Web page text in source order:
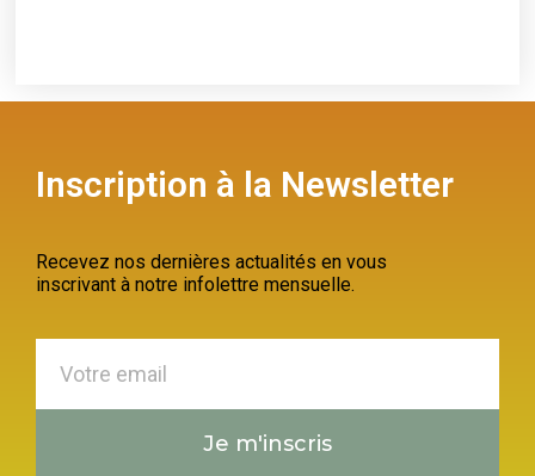
Inscription à la Newsletter
Recevez nos dernières actualités en vous
inscrivant à notre infolettre mensuelle.
Je m'inscris